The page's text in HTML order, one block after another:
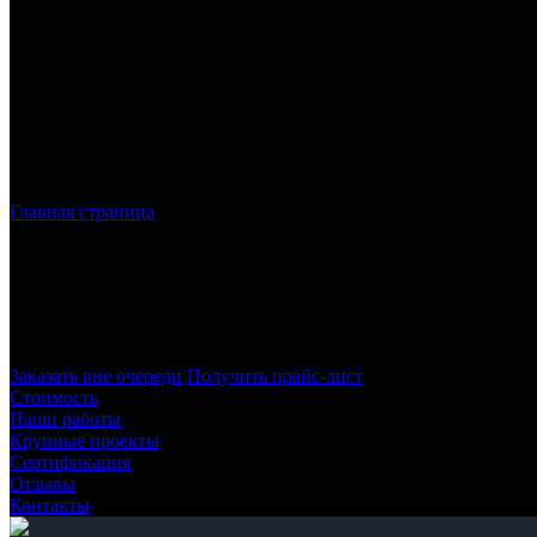
Главная страница
Заказать вне очереди Получить прайс-лист
Стоимость
Наши работы
Крупные проекты
Сертификация
Отзывы
Контакты